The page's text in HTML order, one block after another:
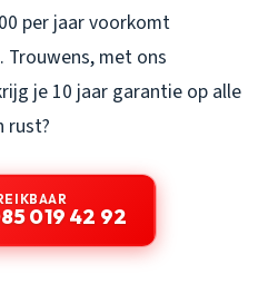
per jaar voorkomt
Trouwens, met ons
je 10 jaar garantie op alle
rust?
019 42 92